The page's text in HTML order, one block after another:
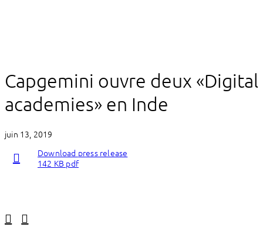
Capgemini ouvre deux «Digital
academies» en Inde
juin 13, 2019
Download press release
142 KB pdf